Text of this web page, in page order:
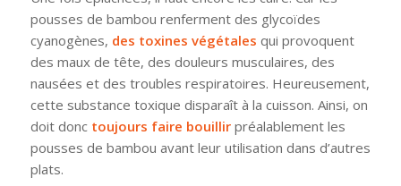
pousses de bambou renferment des glycoïdes
cyanogènes, des toxines végétales qui provoquent
des maux de tête, des douleurs musculaires, des
nausées et des troubles respiratoires. Heureusement,
cette substance toxique disparaît à la cuisson. Ainsi, on
doit donc toujours faire bouillirpréalablement les
pousses de bambou avant leur utilisation dans d’autres
plats.